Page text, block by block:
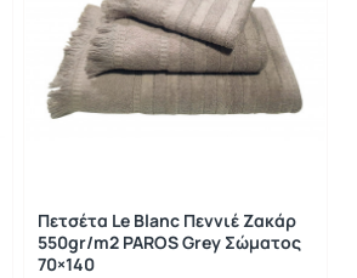
Πετσέτα Le Blanc Πεννιέ Ζακάρ
550gr/m2 PAROS Grey Σώματος
70×140